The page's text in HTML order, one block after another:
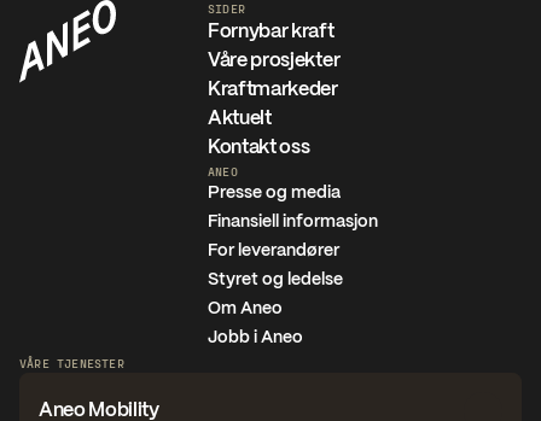
SIDER
Fornybar kraft
Våre prosjekter
Kraftmarkeder
Aktuelt
Kontakt oss
ANEO
Presse og media
Finansiell informasjon
For leverandører
Styret og ledelse
Om Aneo
Jobb i Aneo
VÅRE TJENESTER
Aneo Mobility